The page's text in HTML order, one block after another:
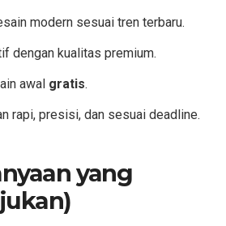
modern sesuai tren terbaru.
dengan kualitas premium.
awal gratis.
rapi, presisi, dan sesuai deadline.
yang